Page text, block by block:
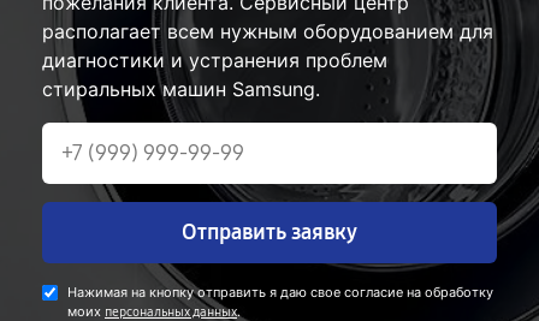
располагает всем нужным оборудованием для
диагностики и устранения проблем
стиральных машин Samsung.
Отправить заявку
Нажимая на кнопку отправить я даю свое согласие на обработку
моих персональных данных.